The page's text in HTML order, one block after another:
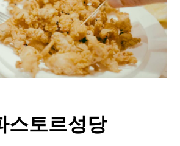
스토르성당